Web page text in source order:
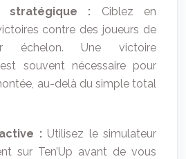
stratégique : Ciblez en
contre des joueurs de
échelon. Une victoire
souvent nécessaire pour
au-delà du simple total
:Utilisez le simulateur
sur Ten’Up avant de vous